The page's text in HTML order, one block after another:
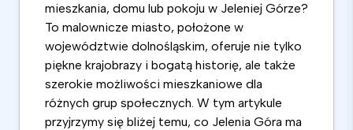
mieszkania, domu lub pokoju w Jeleniej Górze?
To malownicze miasto, położone w
województwie dolnośląskim, oferuje nie tylko
piękne krajobrazy i bogatą historię, ale także
szerokie możliwości mieszkaniowe dla
różnych grup społecznych. W tym artykule
przyjrzymy się bliżej temu, co Jelenia Góra ma